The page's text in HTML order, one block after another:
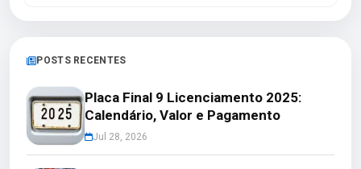
POSTS RECENTES
Placa Final 9 Licenciamento 2025:
Calendário, Valor e Pagamento
Jul 28, 2026